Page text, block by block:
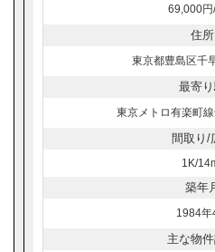
69,000円
住所
東京都豊島区千
最寄
東京メトロ有楽町
間取り/
1K/
築年
1984年
主な物